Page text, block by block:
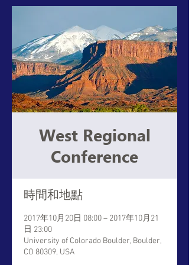
West Regional
Conference
時間和地點
2017年10月20日 08:00 – 2017年10月21
日 23:00
University of Colorado Boulder, Boulder,
CO 80309, USA